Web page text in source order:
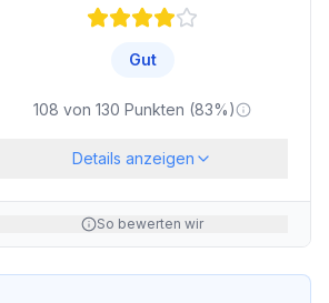
Gut
108 von 130 Punkten (83%)
Details anzeigen
So bewerten wir